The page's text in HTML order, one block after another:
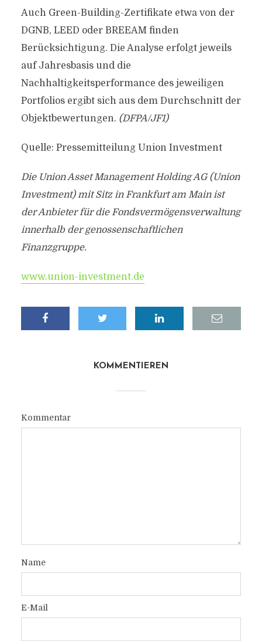
Auch Green-Building-Zertifikate etwa von der
DGNB, LEED oder BREEAM finden
Berücksichtigung. Die Analyse erfolgt jeweils
auf Jahresbasis und die
Nachhaltigkeitsperformance des jeweiligen
Portfolios ergibt sich aus dem Durchschnitt der
Objektbewertungen. (DFPA/JF1)
Quelle: Pressemitteilung Union Investment
Die Union Asset Management Holding AG (Union
Investment) mit Sitz in Frankfurt am Main ist
der Anbieter für die Fondsvermögensverwaltung
innerhalb der genossenschaftlichen
Finanzgruppe.
www.union-investment.de
KOMMENTIEREN
Kommentar
Name
E-Mail